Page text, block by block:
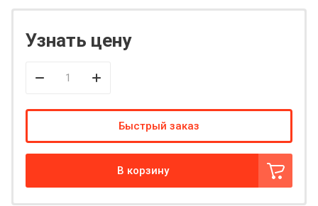
Узнать цену
В корзину
Быстрый заказ